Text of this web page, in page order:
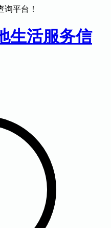
平台！
生活服务信